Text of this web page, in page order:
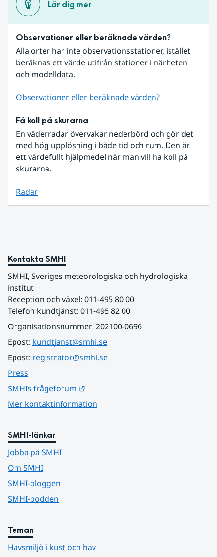
Lär dig mer
Observationer eller beräknade värden?
Alla orter har inte observationsstationer, istället
beräknas ett värde utifrån stationer i närheten
och modelldata.
Observationer eller beräknade värden?
Få koll på skurarna
En väderradar övervakar nederbörd och gör det
med hög upplösning i både tid och rum. Den är
ett värdefullt hjälpmedel när man vill ha koll på
skurarna.
Radar
Kontakta SMHI
SMHI, Sveriges meteorologiska och hydrologiska
institut
Reception och växel: 011-495 80 00
Telefon kundtjänst: 011-495 82 00
Organisationsnummer: 202100-0696
Epost: kundtjanst@smhi.se
Epost: registrator@smhi.se
Press
SMHIs frågeforum
Mer kontaktinformation
SMHI-länkar
Jobba på SMHI
Om SMHI
SMHI-bloggen
SMHI-podden
Teman
Havsmiljö i kust och hav